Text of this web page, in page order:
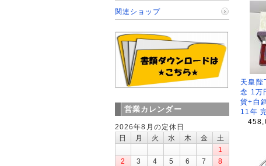
天皇陛
念 1万
貨+白
11年
関連ショップ
営業カレンダー
2026年8月の定休日
日
月 火 水 木 金
土
1
2
3 4 5 6 7
8